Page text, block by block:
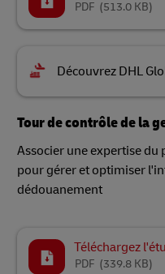
(513.0 KB)
PDF
Découvrez DHL
Tour de contrôle de la
Associer une expertise du
pour gérer et optimiser
dédouanement
Téléchargez
(339.8 KB)
PDF